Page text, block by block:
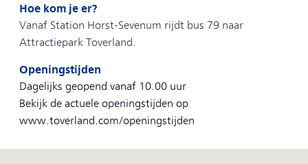
16.00 uur en na 18.30 uur. Op zaterdag, zondag en
op feestdagen de hele dag.
Het treinkaartje is geldig in alle treinen in Nederland,
behalve in de Nightjet en Eurostar. Voor de treinen
Intercity direct, Eurocity Direct en ICE moet vooraf
apart een toeslag worden betaald.
Hoe kom je er?
Vanaf Station Horst-Sevenum rijdt bus 79 naar
Attractiepark Toverland.
Openingstijden
Dagelijks geopend vanaf 10.00 uur
Bekijk de actuele openingstijden op
www.toverland.com/openingstijden